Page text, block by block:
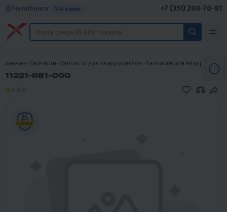
Челябинск Магазины +7 (351) 200-70-81
Главная Запчасти Запчасти для квадроциклов Запчасти для
11221-RB1-000